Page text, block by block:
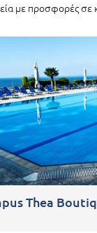
με προσφορές σε
Thea